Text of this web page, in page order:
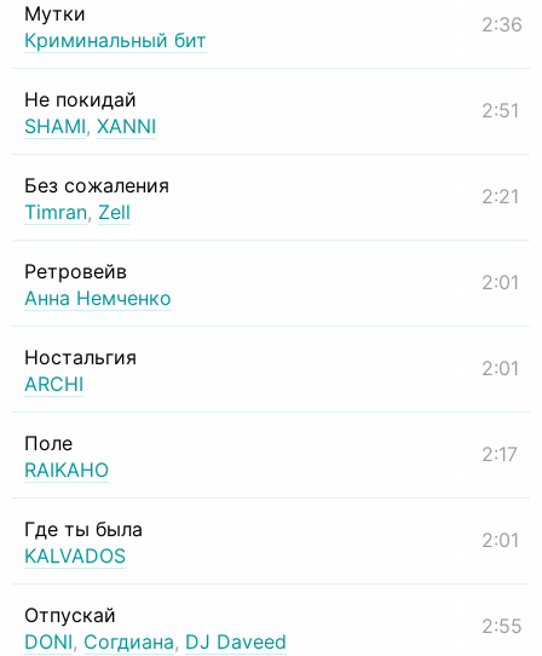
Мутки
Криминальный бит
2:36
Не покидай
SHAMI, XANNI
2:51
Без сожаления
Timran, Zell
2:21
Ретровейв
Анна Немченко
2:01
Ностальгия
ARCHI
2:01
Поле
RAIKAHO
2:17
Где ты была
KALVADOS
2:01
Отпускай
DONI, Согдиана, DJ Daveed
2:55